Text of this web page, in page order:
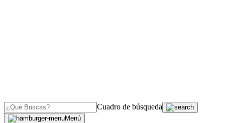
Cuadro de búsqueda
Menú
OJO